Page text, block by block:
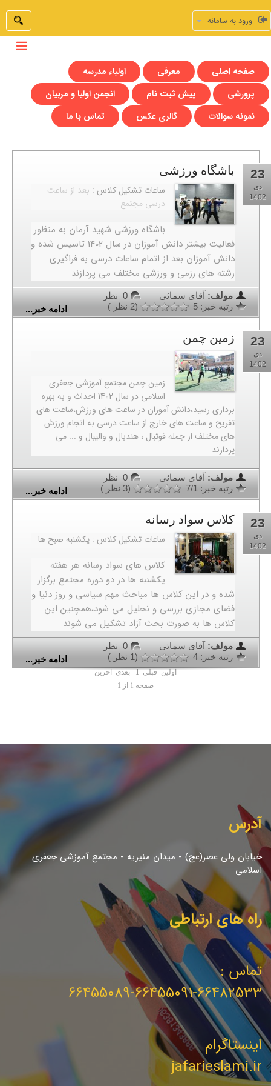
ورود به سامانه
صفحه اصلی معرفی
اولیاء مدرسه
پرورشی
پیش ثبت نام
انجمن اولیا و مربیان
نمونه سوالات
گالری عکس تماس با ما
23
دی
1402
باشگاه ورزشی
ساعات تشکیل کلاس : بعد از ساعت
درسی مجتمع
باشگاه ورزشی شهید آرمان به منظور
فعالیت بیشتر دانش آموزان در سال 1402 تاسیس شده و
دانش آموزان بعد از اتمام ساعات درسی به فراگیری
رشته های رزمی و ورزشی مختلف می پردازند
مولف: آقای سمائی
0 نظر
رتبه خبر: 5
(2 نظر ) ادامه خبر...
23
دی
1402
زمین چمن
زمین چمن مجتمع آموزشی جعفری
اسلامی در سال 1402 احداث و به بهره
برداری رسید،دانش آموزان در ساعت های ورزش،ساعت های
تفریح و ساعت های خارج از ساعت درسی به انجام ورزش
های مختلف از جمله فوتبال ، هندبال و والیبال و ... می
پردازند
مولف: آقای سمائی
0 نظر
رتبه خبر: 1/7
(3 نظر ) ادامه خبر...
23
دی
1402
کلاس سواد رسانه
ساعات تشکیل کلاس : یکشنبه صبح ها
کلاس های سواد رسانه هر هفته
یکشنبه ها در دو دوره مجتمع برگزار
شده و در این کلاس ها مباحث مهم سیاسی و روز دنیا و
فضای مجازی بررسی و نحلیل می شود،همچنین این
کلاس ها به صورت بحث آزاد تشکیل می شوند
مولف: آقای سمائی
0 نظر
رتبه خبر: 4
(1 نظر ) ادامه خبر...
اولین قبلی 1 بعدی آخرین
صفحه 1 از 1
آدرس
خیابان ولی عصر(عج) - میدان منیریه - مجتمع آموزشی جعفری
اسلامی
راه های ارتباطی
تماس :
66455089-66455091-66482533
اینستاگرام
jafarieslami.ir